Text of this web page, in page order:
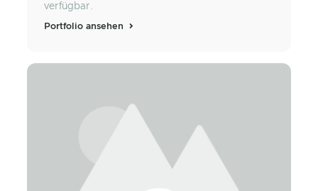
verfügbar.
Portfolio ansehen